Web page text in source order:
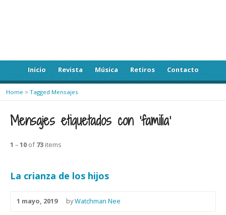
Inicio Revista Música Retiros Contacto
Home > Tagged Mensajes
Mensajes etiquetados con ‘familia’
1 –10 of73 items
La crianza de los hijos
1 mayo, 2019 byWatchman Nee